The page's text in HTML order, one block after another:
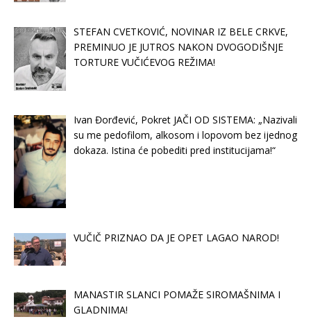
STEFAN CVETKOVIĆ, NOVINAR IZ BELE CRKVE,
PREMINUO JE JUTROS NAKON DVOGODIŠNJE
TORTURE VUČIĆEVOG REŽIMA!
Ivan Đorđević, Pokret JAČI OD SISTEMA: „Nazivali
su me pedofilom, alkosom i lopovom bez ijednog
dokaza. Istina će pobediti pred institucijama!“
VUČIČ PRIZNAO DA JE OPET LAGAO NAROD!
MANASTIR SLANCI POMAŽE SIROMAŠNIMA I
GLADNIMA!